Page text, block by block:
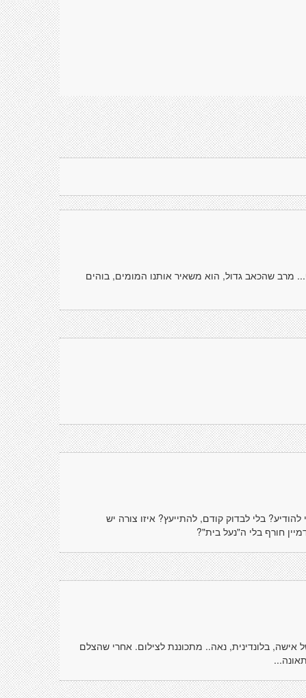
מרב שהכאב גדול, הוא משאיר אותנו המומים, בוהים
בלי לבדוק קודם, להתייעץ? איזו צורה יש
חורף בלי ה"נעל בית"?
אישה, בלונדינית, נאה.. מתכוננת לצילום. אחרי שהצלם